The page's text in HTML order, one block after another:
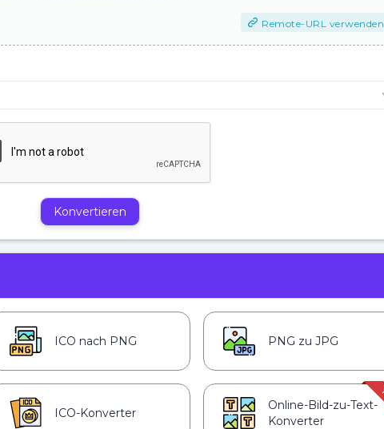
Remote-URL verwenden
Konvertieren
ICO nach PNG PNG zu JPG
ICO-Konverter
Online-Bild-zu-Text-
Konverter